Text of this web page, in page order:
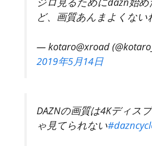
ど、画質あんまよくない
— kotaro@xroad
2019年5月14日
DAZNの画質は4Kディス
ゃ見てられない